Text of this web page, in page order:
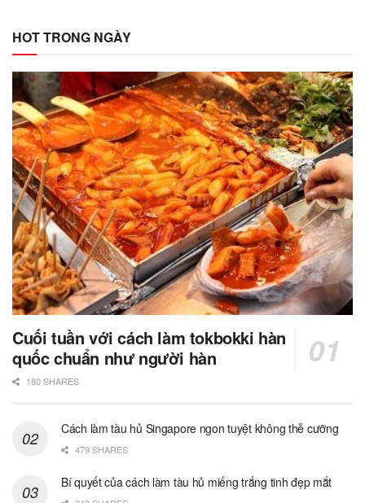
HOT TRONG NGÀY
Cuối tuần với cách làm tokbokki hàn
quốc chuẩn như người hàn
180 SHARES
Cách làm tàu hủ Singapore ngon tuyệt không thễ cưỡng
479 SHARES
Bí quyết của cách làm tàu hủ miếng trắng tinh đẹp mắt